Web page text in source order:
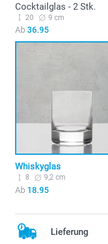
Cocktailglas - 2 Stk.
20 9 cm
Ab 36.95
Whiskyglas
8 9,2 cm
Ab 18.95
Lieferung